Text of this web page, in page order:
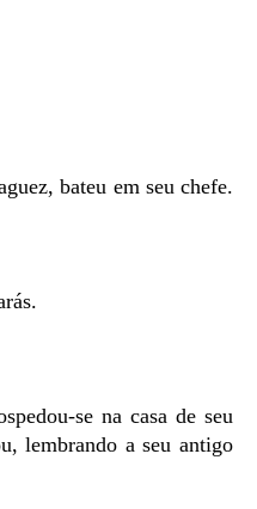
bateu em seu chefe.
se na casa de seu
lembrando a seu antigo